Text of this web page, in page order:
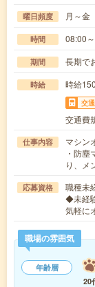
曜日頻度 月～金
時間 08:00
期間 長期で
時給 時給
交
交通費
仕事内容
マシン
・防
り、メ
応募資格
職種未
◆未経
気軽に
職場の雰囲気
年齢層
20